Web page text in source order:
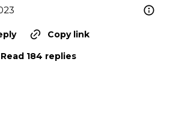
Copy link
Read 184 replies